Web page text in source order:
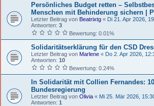
Persönliches Budget retten –
Menschen mit Behinderung sichern |
Letzter Beitrag von Beatrixtg « Di 21. Apr 2026,
Antworten: 3
Bewertung: 0.01%
Solidaritätserklärung für den CSD
Letzter Beitrag von Marlene « Do 2. Apr 2026,
Antworten: 10
Bewertung: 0.24%
In Solidarität mit Collien Fernandes:
Bundesregierung
Letzter Beitrag von Olivia « Mi 25. Mär 2026,
Antworten: 1